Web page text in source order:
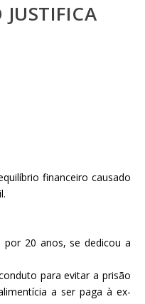
financeiro causado
20 anos, se dedicou a
para evitar a prisão
a ser paga à ex-